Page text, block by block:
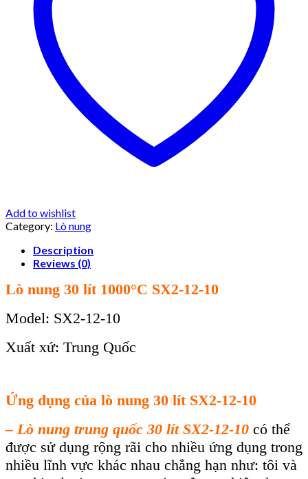
Add to wishlist
Category: Lò nung
Description
Reviews (0)
Lò nung 30 lít 1000°C SX2-12-10
Model: SX2-12-10
Xuất xứ: Trung Quốc
Ứng dụng của lò nung 30 lít SX2-12-10
– Lò nung trung quốc 30 lít SX2-12-10 có thể
được sử dụng rộng rãi cho nhiều ứng dụng trong
nhiều lĩnh vực khác nhau chẳng hạn như: tôi và